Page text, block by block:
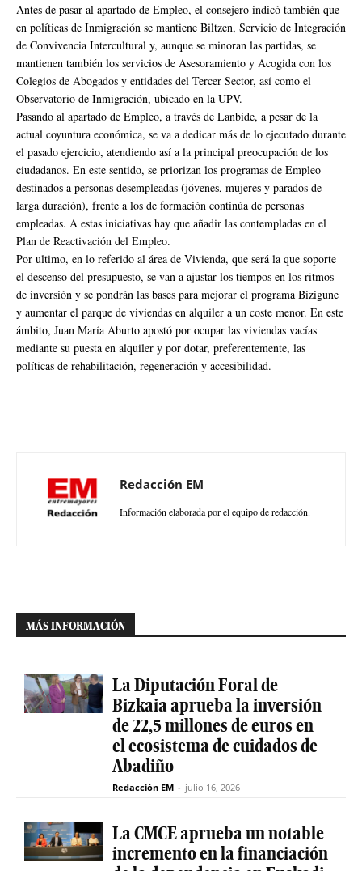
Antes de pasar al apartado de Empleo, el consejero indicó también que
en políticas de Inmigración se mantiene Biltzen, Servicio de Integración
de Convivencia Intercultural y, aunque se minoran las partidas, se
mantienen también los servicios de Asesoramiento y Acogida con los
Colegios de Abogados y entidades del Tercer Sector, así como el
Observatorio de Inmigración, ubicado en la UPV.
Pasando al apartado de Empleo, a través de Lanbide, a pesar de la
actual coyuntura económica, se va a dedicar más de lo ejecutado durante
el pasado ejercicio, atendiendo así a la principal preocupación de los
ciudadanos. En este sentido, se priorizan los programas de Empleo
destinados a personas desempleadas (jóvenes, mujeres y parados de
larga duración), frente a los de formación continúa de personas
empleadas. A estas iniciativas hay que añadir las contempladas en el
Plan de Reactivación del Empleo.
Por ultimo, en lo referido al área de Vivienda, que será la que soporte
el descenso del presupuesto, se van a ajustar los tiempos en los ritmos
de inversión y se pondrán las bases para mejorar el programa Bizigune
y aumentar el parque de viviendas en alquiler a un coste menor. En este
ámbito, Juan María Aburto apostó por ocupar las viviendas vacías
mediante su puesta en alquiler y por dotar, preferentemente, las
políticas de rehabilitación, regeneración y accesibilidad.
Redacción EM
Información elaborada por el equipo de redacción.
MÁS INFORMACIÓN
La Diputación Foral de
Bizkaia aprueba la inversión
de 22,5 millones de euros en
el ecosistema de cuidados de
Abadiño
Redacción EM - julio 16, 2026
La CMCE aprueba un notable
incremento en la financiación